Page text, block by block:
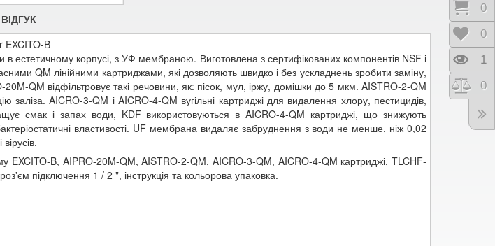
EXCITO-B
в естетичному корпусі, з УФ мембраною. Виготовлена ​​з сертифікованих компонентів NSF і
QM лінійними картриджами, які дозволяють швидко і без ускладнень зробити заміну,
20M-QM відфільтровує такі речовини, як: пісок, мул, іржу, домішки до 5 мкм. AISTRO-2-QM
заліза. AICRO-3-QM і AICRO-4-QM вугільні картриджі для видалення хлору, пестицидів,
смак і запах води, KDF використовуються в AICRO-4-QM картриджі, що знижують
властивості. UF мембрана видаляє забруднення з води не менше, ніж 0,02
EXCITO-B, AIPRO-20M-QM, AISTRO-2-QM, AICRO-3-QM, AICRO-4-QM картриджі, TLCHF-
підключення 1 / 2 ", інструкція та кольорова упаковка.
0
0
1
0